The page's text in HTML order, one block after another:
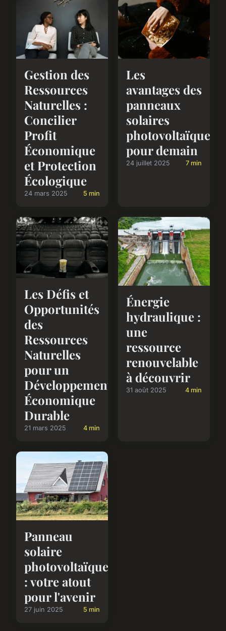
Gestion des
Ressources
Naturelles :
Concilier
Profit
Économique
et Protection
Écologique
24 mars 2025 5 min
Les
avantages des
panneaux
solaires
photovoltaïques
pour demain
24 juillet 2025 7 min
Les Défis et
Opportunités
des
Ressources
Naturelles
pour un
Développement
Économique
Durable
21 mars 2025 4 min
Énergie
hydraulique :
une
ressource
renouvelable
à découvrir
31 août 2025 4 min
Panneau
solaire
photovoltaïque
: votre atout
pour l'avenir
27 juin 2025 5 min